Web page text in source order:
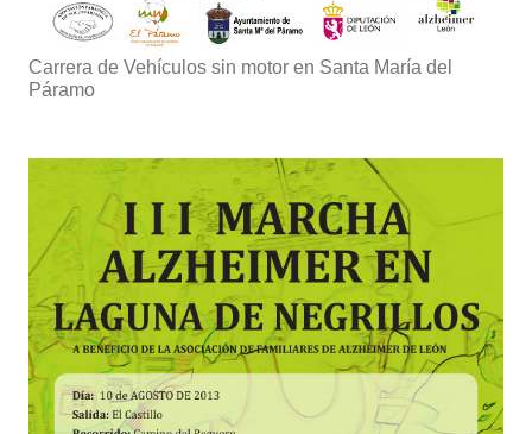
Carrera de Vehículos sin motor en Santa María del
Páramo